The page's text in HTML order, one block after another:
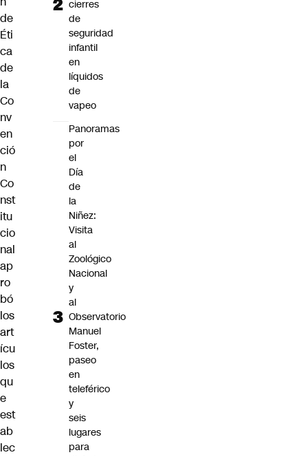
de
Éti
ca
de
la
Co
nv
en
ció
n
Co
nst
itu
cio
nal
ap
ro
bó
los
art
ícu
los
qu
e
est
ab
lec
cierres
de
seguridad
infantil
en
líquidos
de
vapeo
Panoramas
por
el
Día
de
la
Niñez:
Visita
al
Zoológico
Nacional
y
al
Observatorio
Manuel
Foster,
paseo
en
teleférico
y
seis
lugares
para